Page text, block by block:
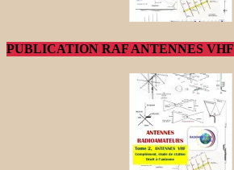
PUBLICATION RAF ANTENNES VHF